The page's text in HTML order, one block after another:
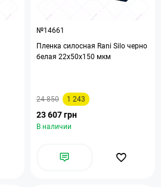
№14661
Пленка силосная Rani Silo черно
белая 22х50х150 мкм
24 850 1 243
23 607 грн
В наличии